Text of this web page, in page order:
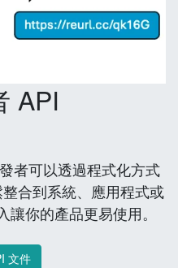
API
者可以透過程式化方式
合到系統、應用程式或
你的產品更易使用。
文件